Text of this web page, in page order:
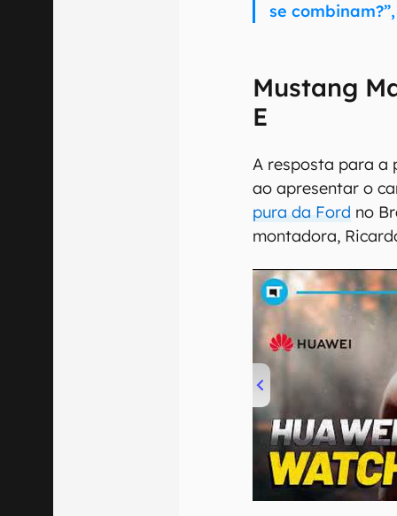
se
Mustang
E
A resposta para a
ao apresentar o
pura da Ford no
montadora,
00:00/04:51